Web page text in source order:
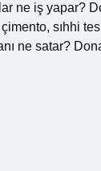
ne iş yapar?
sıhhi
ne satar?